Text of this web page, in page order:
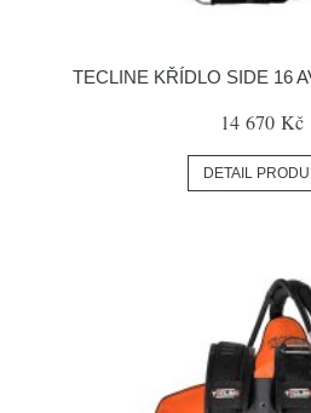
TECLINE KŘÍDLO SIDE 16
14 670 Kč
DETAIL